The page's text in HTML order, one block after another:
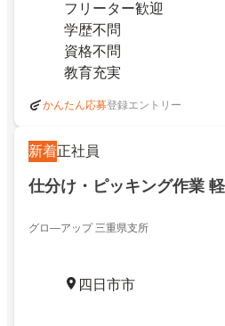
フリーター歓迎
学歴不問
資格不問
教育充実
かんたん応募登録エントリー
新着正社員
仕分け・ピッキング作業
グロ―アップ 三重県支所
四日市市